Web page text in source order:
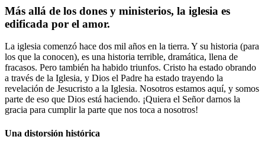
Más allá de los dones y ministerios, la iglesia es
edificada por el amor.
La iglesia comenzó hace dos mil años en la tierra. Y su historia (para
los que la conocen), es una historia terrible, dramática, llena de
fracasos. Pero también ha habido triunfos. Cristo ha estado obrando
a través de la Iglesia, y Dios el Padre ha estado trayendo la
revelación de Jesucristo a la Iglesia. Nosotros estamos aquí, y somos
parte de eso que Dios está haciendo. ¡Quiera el Señor darnos la
gracia para cumplir la parte que nos toca a nosotros!
Una distorsión histórica